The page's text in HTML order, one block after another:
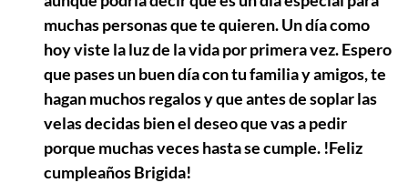
muchas personas que te quieren. Un día como
hoy viste la luz de la vida por primera vez. Espero
que pases un buen día con tu familia y amigos, te
hagan muchos regalos y que antes de soplar las
velas decidas bien el deseo que vas a pedir
porque muchas veces hasta se cumple. !Feliz
cumpleaños Brigida!